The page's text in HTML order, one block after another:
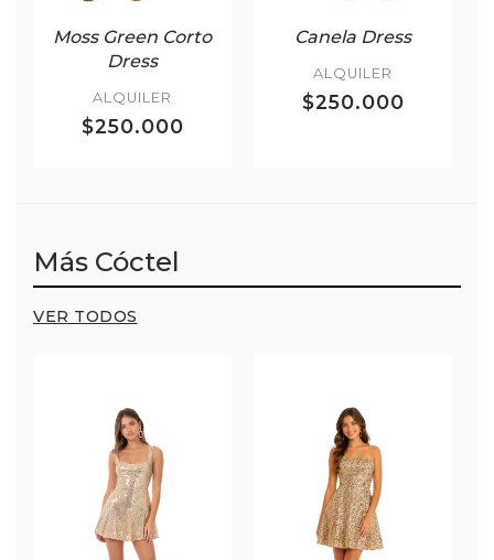
Moss Green Corto
Dress
ALQUILER
$250.000
Canela Dress
ALQUILER
$250.000
Más Cóctel
VER TODOS